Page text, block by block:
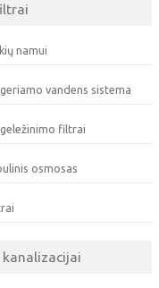
namui
vandens sistema
filtrai
osmosas